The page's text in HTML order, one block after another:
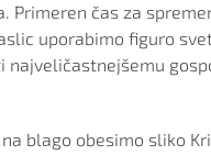
Primeren čas za
uporabimo figuro
blago obesimo sliko